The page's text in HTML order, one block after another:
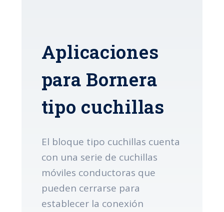
Aplicaciones
para Bornera
tipo cuchillas
El bloque tipo cuchillas cuenta
con una serie de cuchillas
móviles conductoras que
pueden cerrarse para
establecer la conexión